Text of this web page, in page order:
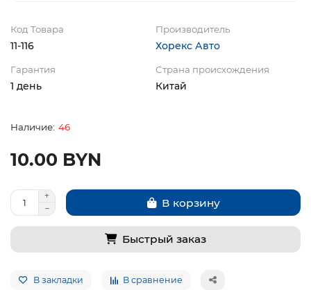
Код Товара
11-116
Производитель
Хорекс Авто
Гарантия
1 день
Страна происхождения
Китай
46
10.00 BYN
В корзину
Быстрый заказ
В закладки В сравнение